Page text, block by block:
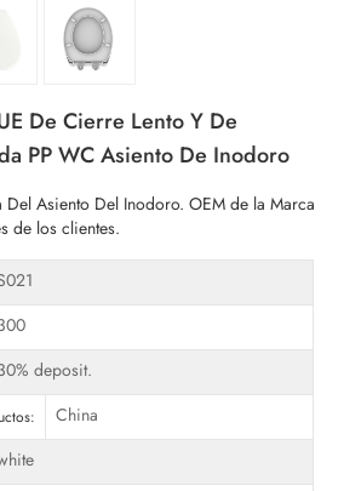
De Cierre Lento Y De
PP WC Asiento De Inodoro
Asiento Del Inodoro. OEM de la Marca
de los clientes.
deposit.
China